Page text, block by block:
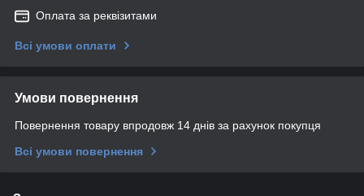
Оплата за реквізитами
Всі умови оплати
Умови повернення
Повернення товару впродовж 14 днів за рахунок покупця
Всі умови повернення